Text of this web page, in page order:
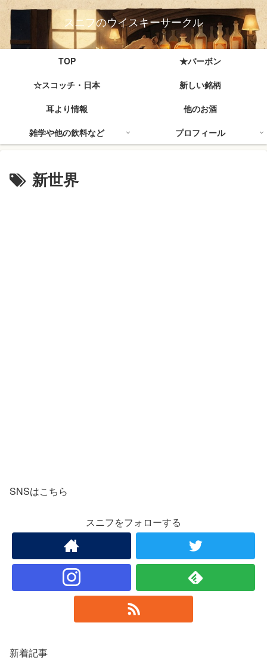
スニフのウイスキーサークル
TOP
★バーボン
☆スコッチ・日本
新しい銘柄
耳より情報
他のお酒
雑学や他の飲料など
プロフィール
新世界
SNSはこちら
スニフをフォローする
新着記事